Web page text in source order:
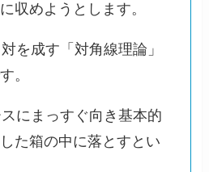
収めようとします。
を成す「対角線理論」
。
にまっすぐ向き基本的
た箱の中に落とすとい